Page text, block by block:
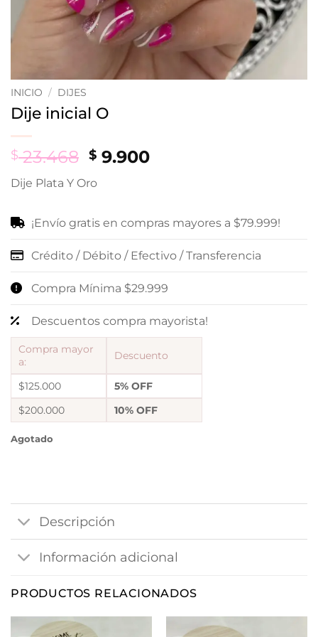
INICIO / DIJES
Dije inicial O
$23.468 Original
was:
$ 9.900Current
Dije Plata Y Oro
¡Envío gratis en compras mayores a $79.999!
Crédito / Débito / Efectivo / Transferencia
Compra Mínima $29.999
Descuentos compra mayorista!
Compra mayor
a:
Descuento
$125.000
5% OFF
$200.000
10% OFF
Agotado
Descripción
Información adicional
PRODUCTOS RELACIONADOS